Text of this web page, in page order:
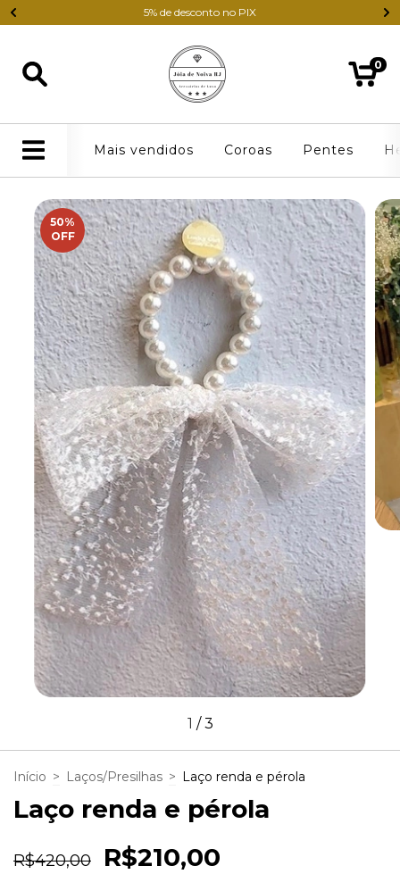
5% de desconto no PIX
0
Mais vendidos Coroas Pentes
50%
OFF
1 /3
Início > Laços/Presilhas > Laço renda e pérola
Laço renda e pérola
R$420,00 R$210,00